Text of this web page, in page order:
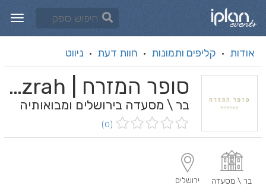
אודות · קליפים ותמונות · חוות דעת · ניווט
סופר המזרח | Super HaMizrah
בר \ מסעדה בירושלים ומבואותיה
(0)
בר \ מסעדה ירושלים